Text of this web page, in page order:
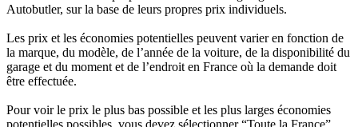
Autobutler, sur la base de leurs propres prix individuels.
Les prix et les économies potentielles peuvent varier en fonction de
la marque, du modèle, de l’année de la voiture, de la disponibilité du
garage et du moment et de l’endroit en France où la demande doit
être effectuée.
Pour voir le prix le plus bas possible et les plus larges économies
potentielles possibles, vous devez sélectionner “Toute la France”